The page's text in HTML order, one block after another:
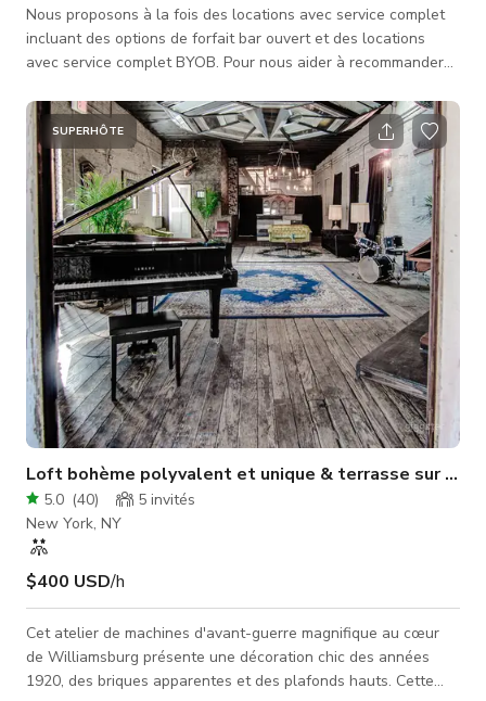
Nous proposons à la fois des locations avec service complet
incluant des options de forfait bar ouvert et des locations
avec service complet BYOB. Pour nous aider à recommander
nous indiquer votre budget pour la location du lieu avec
service de bar. Nous vous fournirons des options tarifaires
avec une liste complète des équipements que nous
proposons. Les tarifs des événements varient de 3 000 $ à 7
000 $ pour un minimum d
SUPERHÔTE
Loft bohème polyvalent et unique & terrasse sur le
5.0 (40) 5 invités
New York, NY
$400 USD/h
Cet atelier de machines d'avant-guerre magnifique au cœur
de Williamsburg présente une décoration chic des années
1920, des briques apparentes et des plafonds hauts. Cette